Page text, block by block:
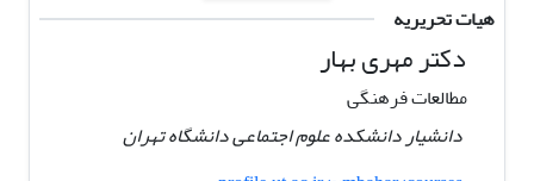
هیات تحریریه
دکتر مهری بهار
مطالعات فرهنگی
دانشیار دانشکده علوم اجتماعی دانشگاه تهران